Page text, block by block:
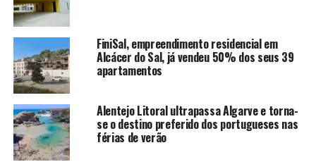
FiniSal, empreendimento residencial em
Alcácer do Sal, já vendeu 50% dos seus 39
apartamentos
Alentejo Litoral ultrapassa Algarve e torna-
se o destino preferido dos portugueses nas
férias de verão